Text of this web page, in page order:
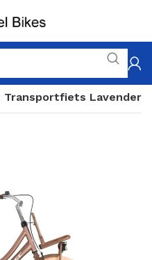
Transportfiets Lavender